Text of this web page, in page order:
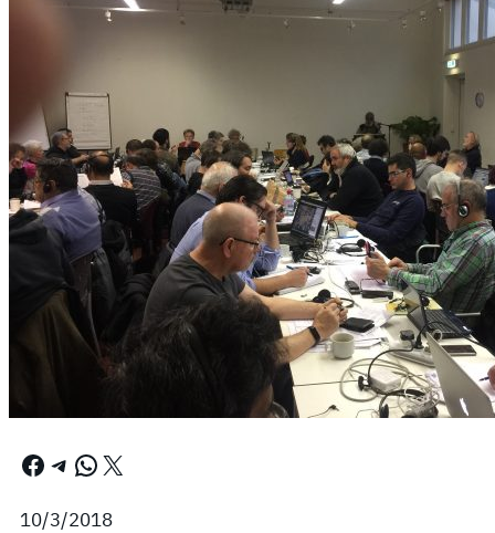
Facebook Telegram WhatsApp X
10/3/2018